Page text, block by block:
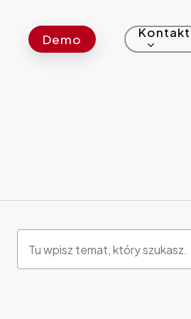
Demo Kontakt